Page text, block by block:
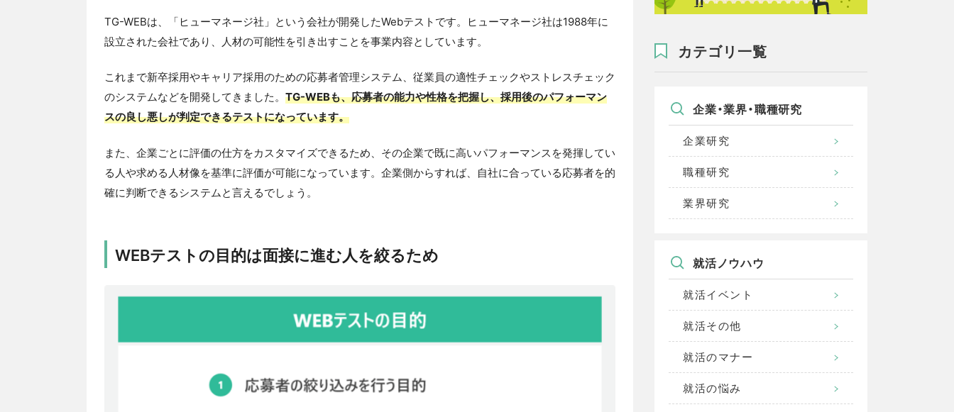
TG-WEBは、「ヒューマネージ社」という会社が開発したWebテストです。ヒューマネージ社は1988年に
設立された会社であり、人材の可能性を引き出すことを事業内容としています。
これまで新卒採用やキャリア採用のための応募者管理システム、従業員の適性チェックやストレスチェック
のシステムなどを開発してきました。 TG-WEBも、応募者の能力や性格を把握し、採用後のパフォーマン
スの良し悪しが判定できるテストになっています。
また、企業ごとに評価の仕方をカスタマイズできるため、その企業で既に高いパフォーマンスを発揮してい
る人や求める人材像を基準に評価が可能になっています。企業側からすれば、自社に合っている応募者を的
確に判断できるシステムと言えるでしょう。
WEBテストの目的は面接に進む人を絞るため
カテゴリ一覧
企業・業界・職種研究
企業研究
職種研究
業界研究
就活ノウハウ
就活イベント
就活その他
就活のマナー
就活の悩み